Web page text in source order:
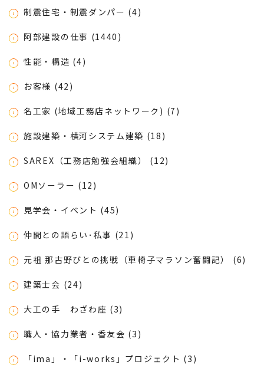
制震住宅・制震ダンパー (4)
阿部建設の仕事 (1440)
性能・構造 (4)
お客様 (42)
名工家 (地域工務店ネットワーク) (7)
施設建築・横河システム建築 (18)
SAREX（工務店勉強会組織） (12)
OMソーラー (12)
見学会・イベント (45)
仲間との語らい･私事 (21)
元祖 那古野びとの挑戦（車椅子マラソン奮闘記） (6)
建築士会 (24)
大工の手 わざわ座 (3)
職人・協力業者・香友会 (3)
「ima」・「i-works」プロジェクト (3)